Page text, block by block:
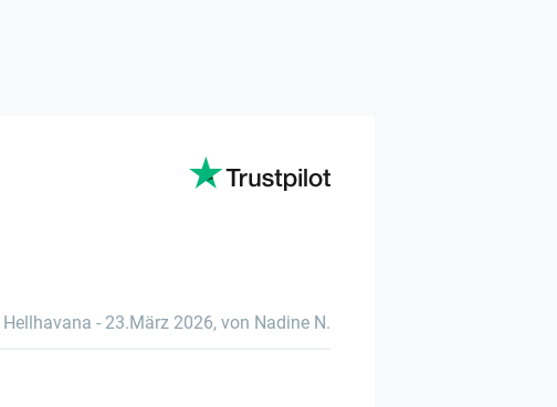
Hellhavana - 23.März 2026, von Nadine N.